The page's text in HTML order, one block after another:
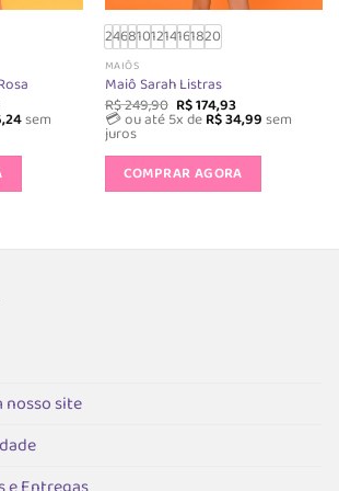
144,95.
sem
variantes.
página
produto
2468101214161820
MAIÔS
Maiô Sarah Listras
R$249,90 O
preço
original
R$ 249,90.
R$174,93O
preço
atual
R$ 174,93.
💳 ou até 5x deR$34,99sem
juros
COMPRAR AGORA
variantes.
nosso site